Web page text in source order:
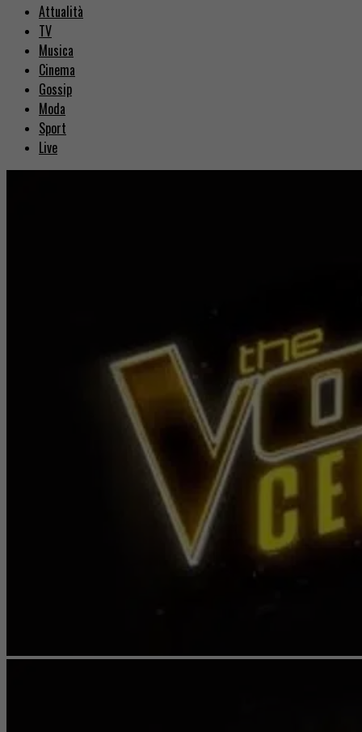
Attualità
TV
Musica
Cinema
Gossip
Moda
Sport
Live